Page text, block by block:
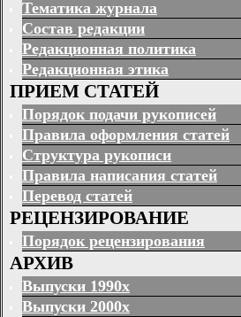
Тематика журнала
Состав редакции
Редакционная политика
Редакционная этика
ПРИЕМ СТАТЕЙ
Порядок подачи рукописей
Правила оформления статей
Структура рукописи
Правила написания статей
Перевод статей
РЕЦЕНЗИРОВАНИЕ
Порядок рецензирования
АРХИВ
Выпуски 1990х
Выпуски 2000х